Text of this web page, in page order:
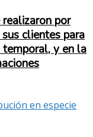
por
clientes para
y en la